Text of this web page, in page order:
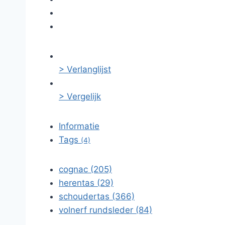
> Verlanglijst
> Vergelijk
Informatie
Tags (4)
cognac (205)
herentas (29)
schoudertas (366)
volnerf rundsleder (84)